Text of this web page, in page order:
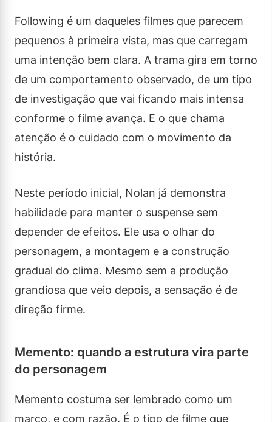
Following é um daqueles filmes que parecem
pequenos à primeira vista, mas que carregam
uma intenção bem clara. A trama gira em torno
de um comportamento observado, de um tipo
de investigação que vai ficando mais intensa
conforme o filme avança. E o que chama
atenção é o cuidado com o movimento da
história.
Neste período inicial, Nolan já demonstra
habilidade para manter o suspense sem
depender de efeitos. Ele usa o olhar do
personagem, a montagem e a construção
gradual do clima. Mesmo sem a produção
grandiosa que veio depois, a sensação é de
direção firme.
Memento: quando a estrutura vira parte
do personagem
Memento costuma ser lembrado como um
marco, e com razão. É o tipo de filme que